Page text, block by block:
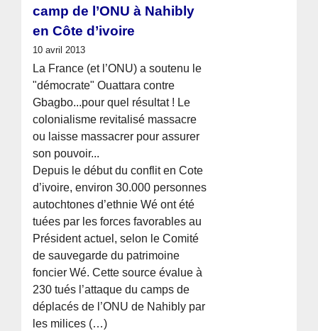
camp de l’ONU à Nahibly
en Côte d’ivoire
10 avril 2013
La France (et l’ONU) a soutenu le
"démocrate" Ouattara contre
Gbagbo...pour quel résultat ! Le
colonialisme revitalisé massacre
ou laisse massacrer pour assurer
son pouvoir...
Depuis le début du conflit en Cote
d’ivoire, environ 30.000 personnes
autochtones d’ethnie Wé ont été
tuées par les forces favorables au
Président actuel, selon le Comité
de sauvegarde du patrimoine
foncier Wé. Cette source évalue à
230 tués l’attaque du camps de
déplacés de l’ONU de Nahibly par
les milices (…)